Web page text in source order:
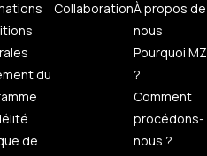
du
de
CollaborationÀ propos de
nous
Pourquoi MZ
?
Comment
procédons-
nous ?